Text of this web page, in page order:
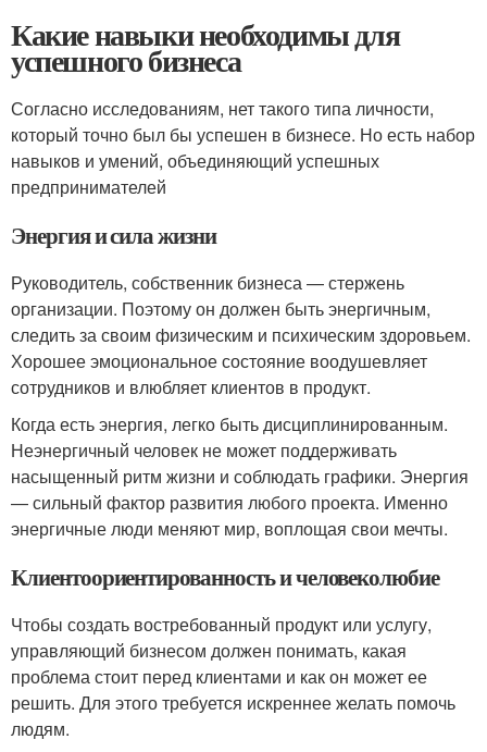
Какие навыки необходимы для
успешного бизнеса
Согласно исследованиям, нет такого типа личности,
который точно был бы успешен в бизнесе. Но есть набор
навыков и умений, объединяющий успешных
предпринимателей
Энергия и сила жизни
Руководитель, собственник бизнеса — стержень
организации. Поэтому он должен быть энергичным,
следить за своим физическим и психическим здоровьем.
Хорошее эмоциональное состояние воодушевляет
сотрудников и влюбляет клиентов в продукт.
Когда есть энергия, легко быть дисциплинированным.
Неэнергичный человек не может поддерживать
насыщенный ритм жизни и соблюдать графики. Энергия
— сильный фактор развития любого проекта. Именно
энергичные люди меняют мир, воплощая свои мечты.
Клиентоориентированность и человеколюбие
Чтобы создать востребованный продукт или услугу,
управляющий бизнесом должен понимать, какая
проблема стоит перед клиентами и как он может ее
решить. Для этого требуется искреннее желать помочь
людям.